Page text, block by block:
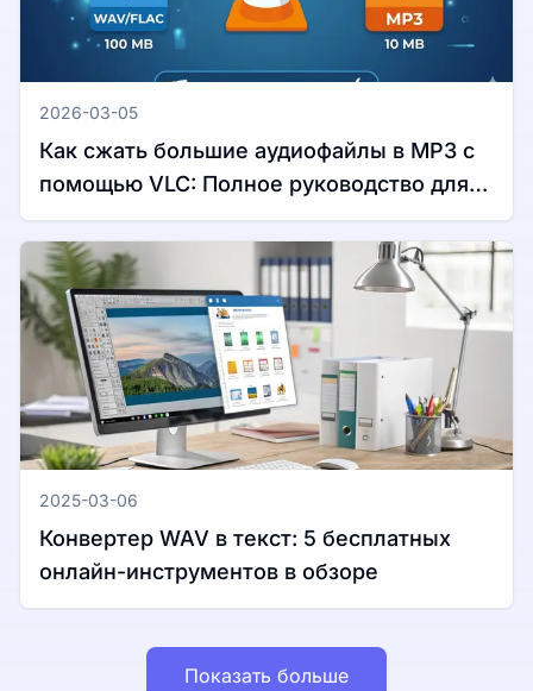
2026-03-05
Как сжать большие аудиофайлы в MP3 с
помощью VLC: Полное руководство для
Windows и Mac
2025-03-06
Конвертер WAV в текст: 5 бесплатных
онлайн-инструментов в обзоре
Показать больше